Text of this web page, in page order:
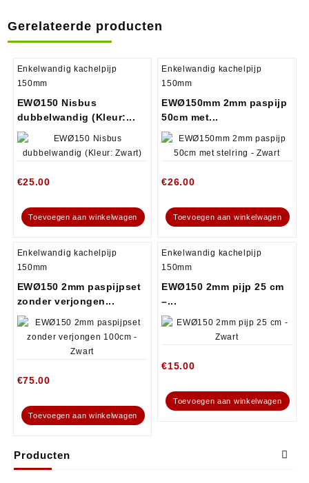
Producten
Gerelateerde producten
Enkelwandig kachelpijp
150mm
EWØ150 Nisbus
dubbelwandig (Kleur:...
€25.00
Toevoegen aan winkelwagen
Enkelwandig kachelpijp
150mm
EWØ150mm 2mm paspijp
50cm met...
€26.00
Toevoegen aan winkelwagen
Enkelwandig kachelpijp
150mm
EWØ150 2mm paspijpset
zonder verjongen...
€75.00
Toevoegen aan winkelwagen
Enkelwandig kachelpijp
150mm
EWØ150 2mm pijp 25 cm
–...
€15.00
Toevoegen aan winkelwagen